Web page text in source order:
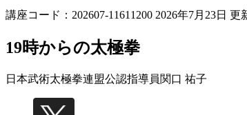
講座コード：202607-11611200 2026年7月23日 更
19時からの太極拳
日本武術太極拳連盟公認指導員関口 祐子